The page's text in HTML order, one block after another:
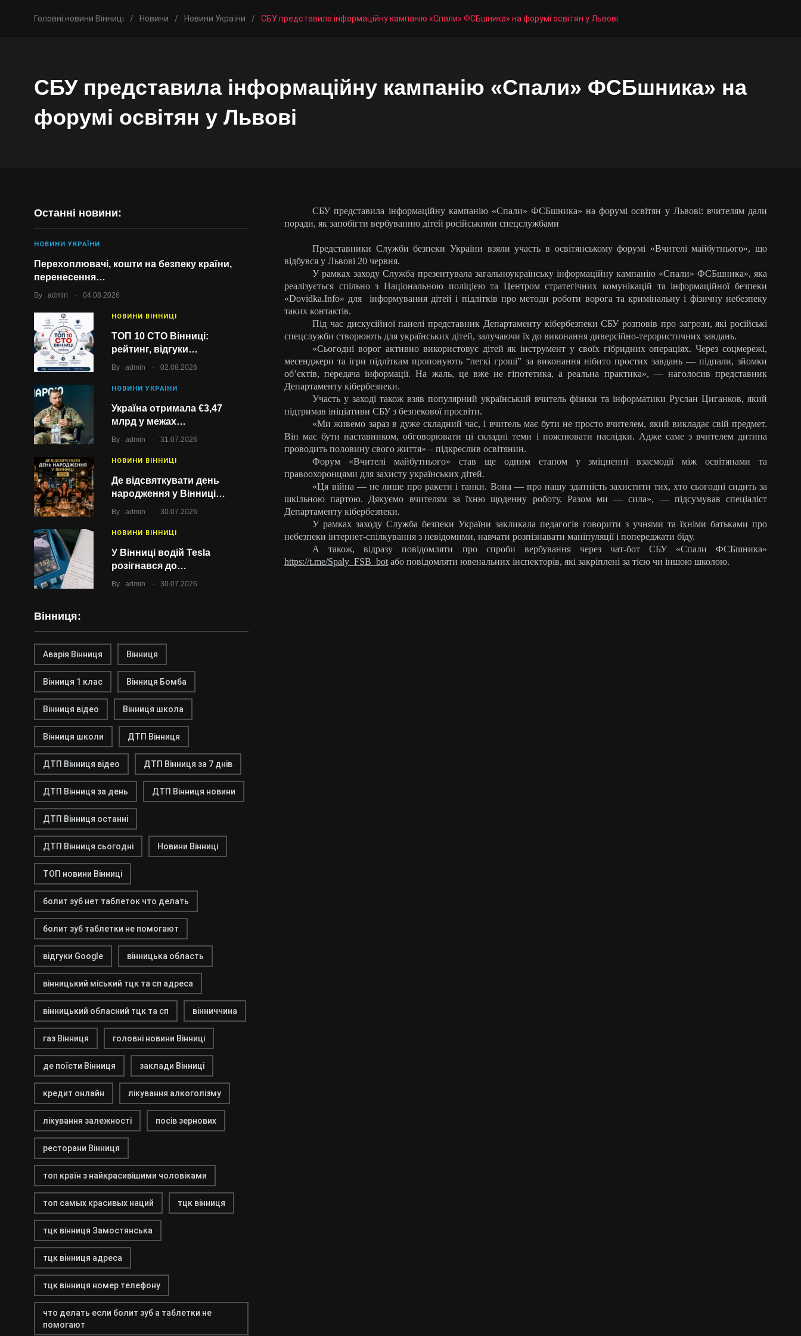
Головні новини Вінниці / Новини / Новини України / СБУ представила інформаційну кампанію «Спали» ФСБшника» на форумі освітян у Львові
СБУ представила інформаційну кампанію «Спали» ФСБшника» на
форумі освітян у Львові
Останні новини:
НОВИНИ УКРАЇНИ
Перехоплювачі, кошти на безпеку країни,
перенесення…
By admin . 04.08.2026
НОВИНИ ВІННИЦІ
ТОП 10 СТО Вінниці:
рейтинг, відгуки…
By admin . 02.08.2026
НОВИНИ УКРАЇНИ
Україна отримала €3,47
млрд у межах…
By admin . 31.07.2026
НОВИНИ ВІННИЦІ
Де відсвяткувати день
народження у Вінниці…
By admin . 30.07.2026
НОВИНИ ВІННИЦІ
У Вінниці водій Tesla
розігнався до…
By admin . 30.07.2026
Вінниця:
Аварія Вінниця Вінниця
Вінниця 1 клас Вінниця Бомба
Вінниця відео Вінниця школа
Вінниця школи ДТП Вінниця
ДТП Вінниця відео ДТП Вінниця за 7 днів
ДТП Вінниця за день ДТП Вінниця новини
ДТП Вінниця останні
ДТП Вінниця сьогодні Новини Вінниці
ТОП новини Вінниці
болит зуб нет таблеток что делать
болит зуб таблетки не помогают
відгуки Google вінницька область
вінницький міський тцк та сп адреса
вінницький обласний тцк та сп вінниччина
газ Вінниця головні новини Вінниці
де поїсти Вінниця заклади Вінниці
кредит онлайн лікування алкоголізму
лікування залежності посів зернових
ресторани Вінниця
топ країн з найкрасивішими чоловіками
топ самых красивых наций тцк вінниця
тцк вінниця Замостянська
тцк вінниця адреса
тцк вінниця номер телефону
что делать если болит зуб а таблетки не
помогают
СБУ представила інформаційну кампанію «Спали» ФСБшника» на форумі освітян у Львові: вчителям дали
поради, як запобігти вербуванню дітей російськими спецслужбами
Представники Служби безпеки України взяли участь в освітянському форумі «Вчителі майбутнього», що
відбувся у Львові 20 червня.
У рамках заходу Служба презентувала загальноукраїнську інформаційну кампанію «Спали» ФСБшника», яка
реалізується спільно з Національною поліцією та Центром стратегічних комунікацій та інформаційної безпеки
«Dovidka.Info» для
інформування дітей і підлітків про методи роботи ворога та кримінальну і фізичну небезпеку
таких контактів.
Під час дискусійної панелі представник Департаменту кібербезпеки СБУ розповів про загрози, які російські
спецслужби створюють для українських дітей, залучаючи їх до виконання диверсійно-терористичних завдань.
«Сьогодні ворог активно використовує дітей як інструмент у своїх гібридних операціях. Через соцмережі,
месенджери та ігри підліткам пропонують “легкі гроші” за виконання нібито простих завдань — підпали, зйомки
об’єктів, передача інформації. На жаль, це вже не гіпотетика, а реальна практика», — наголосив представник
Департаменту кібербезпеки.
Участь у заході також взяв популярний український вчитель фізики та інформатики Руслан Циганков, який
підтримав ініціативи СБУ з безпекової просвіти.
«Ми живемо зараз в дуже складний час, і вчитель має бути не просто вчителем, який викладає свій предмет.
Він має бути наставником, обговорювати ці складні теми і пояснювати наслідки. Адже саме з вчителем дитина
проводить половину свого життя» – підкреслив освітянин.
Форум «Вчителі майбутнього» став ще одним етапом у зміцненні взаємодії між освітянами та
правоохоронцями для захисту українських дітей.
«Ця війна — не лише про ракети і танки. Вона — про нашу здатність захистити тих, хто сьогодні сидить за
шкільною партою. Дякуємо вчителям за їхню щоденну роботу. Разом ми — сила», — підсумував спеціаліст
Департаменту кібербезпеки.
У рамках заходу Служба безпеки України закликала педагогів говорити з учнями та їхніми батьками про
небезпеки інтернет-спілкування з невідомими, навчати розпізнавати маніпуляції і попереджати біду.
А також, відразу повідомляти про спроби вербування через чат-бот СБУ «Спали ФСБшника»
https://t.me/Spaly_FSB_bot або повідомляти ювенальних інспекторів, які закріплені за тією чи іншою школою.